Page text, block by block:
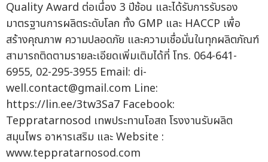
Quality Award ต่อเนื่อง 3 ปีซ้อน และได้รับการรับรอง
มาตรฐานการผลิตระดับโลก ทั้ง GMP และ HACCP เพื่อ
สร้างคุณภาพ ความปลอดภัย และความเชื่อมั่นในทุกผลิตภัณฑ์
สามารถติดตามรายละเอียดเพิ่มเติมได้ที่ โทร. 064-641-
6955, 02-295-3955 Email: di-
well.contact@gmail.com Line:
https://lin.ee/3tw3Sa7 Facebook:
Teppratarnosod เทพประทานโอสถ โรงงานรับผลิต
สมุนไพร อาหารเสริม และ Website :
www.teppratarnosod.com